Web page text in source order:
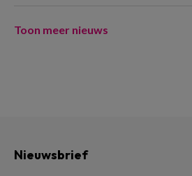
Toon meer nieuws
Nieuwsbrief